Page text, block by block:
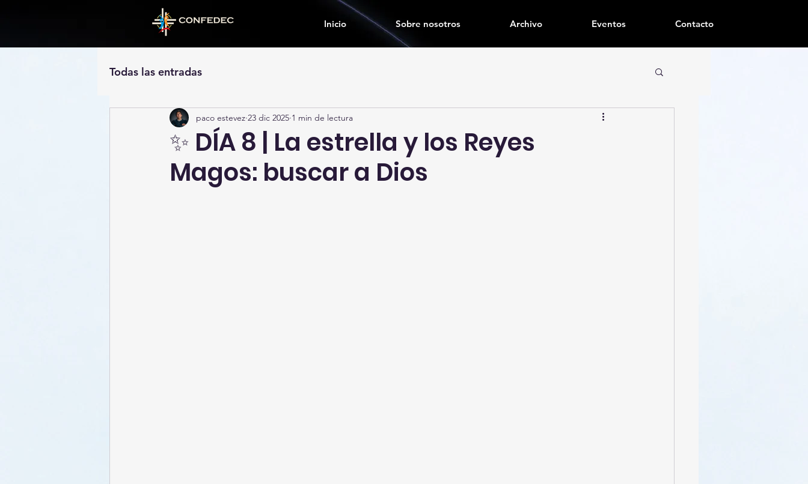
Inicio Sobre nosotros Archivo Eventos Contacto
Todas las entradas
✨ DÍA 8 | La estrella y los Reyes
Magos: buscar a Dios
paco estevez 23 dic 2025 1 min de lectura